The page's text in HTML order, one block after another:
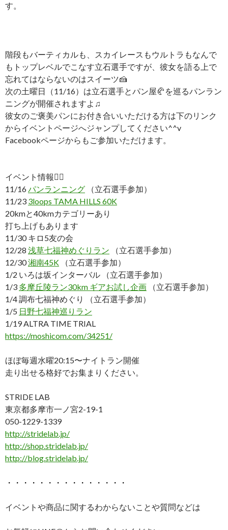
す。
階段もバーティカルも、スカイレースもウルトラもなんで
もトップレベルでこなす立石選手ですが、彼女を語る上で
忘れてはならないのはスイーツ🍰
次の土曜日（11/16）は立石選手とパン屋🥐 を巡るパンラン
ニングが開催されますよ♫
彼女のご褒美パンにお付き合いいただける方は下のリンク
からイベントページへジャンプしてください^^v
Facebookページからもご参加いただけます。
イベント情報💁‍♂️
11/16パンランニング （立石選手参加）
11/23 3loops TAMA HILLS 60K
20kmと40kmカテゴリーあり
打ち上げもあります
11/30 キロ5友の会
12/28 浅草七福神めぐりラン （立石選手参加）
12/30湘南45K （立石選手参加）
1/2 いろは坂インターバル （立石選手参加）
1/3 多摩丘陵ラン30km ギアお試し企画 （立石選手参加）
1/4 調布七福神めぐり （立石選手参加）
1/5 日野七福神巡りラン
1/19 ALTRA TIME TRIAL
https://moshicom.com/34251/
ほぼ毎週水曜20:15〜ナイトラン開催
走り出せる格好でお集まりください。
STRIDE LAB
東京都多摩市一ノ宮2-19-1
050-1229-1339
http://stridelab.jp/
http://shop.stridelab.jp/
http://blog.stridelab.jp/
・・・・・・・・・・・・・・・
イベントや商品に関するわからないことや質問などは